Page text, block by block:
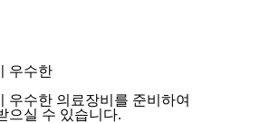
의료장비를 준비하여
있습니다.